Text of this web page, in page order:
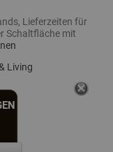
Lieferzeiten für
Schaltfläche mit
Living